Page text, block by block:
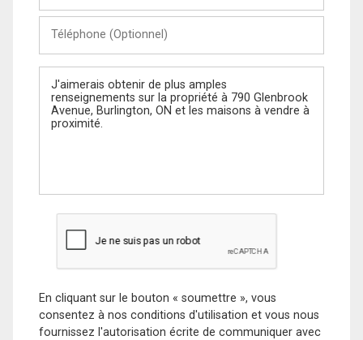
(Optionnel)
Message
En cliquant sur le bouton « soumettre », vous
consentez à nos conditions d'utilisation et vous nous
fournissez l'autorisation écrite de communiquer avec